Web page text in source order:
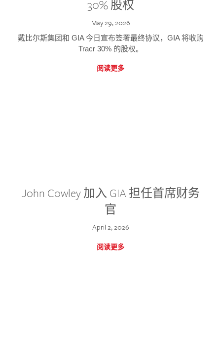
30% 股权
May 29, 2026
戴比尔斯集团和 GIA 今日宣布签署最终协议，GIA 将收购
Tracr 30% 的股权。
阅读更多
John Cowley 加入 GIA 担任首席财务
官
April 2, 2026
阅读更多